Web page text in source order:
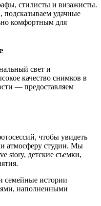
стилисты и визажисты.
удачные
комфортным для
свет и
качество снимков в
— предоставляем
чтобы увидеть
и атмосферу студии. Мы
story, детские съемки,
семейные истории
наполненными